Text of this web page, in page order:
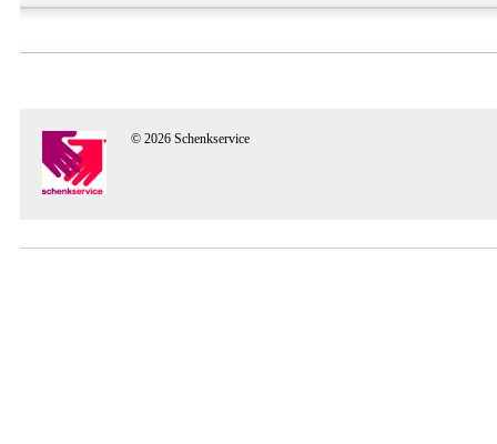
© 2026 Schenkservice